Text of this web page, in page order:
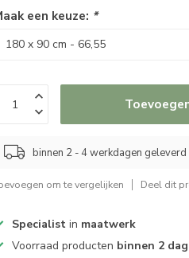
een keuze: *
binnen 2 - 4 werkdagen geleverd
om te vergelijken Deel dit
Specialist in maatwerk
Voorraad producten binnen 2